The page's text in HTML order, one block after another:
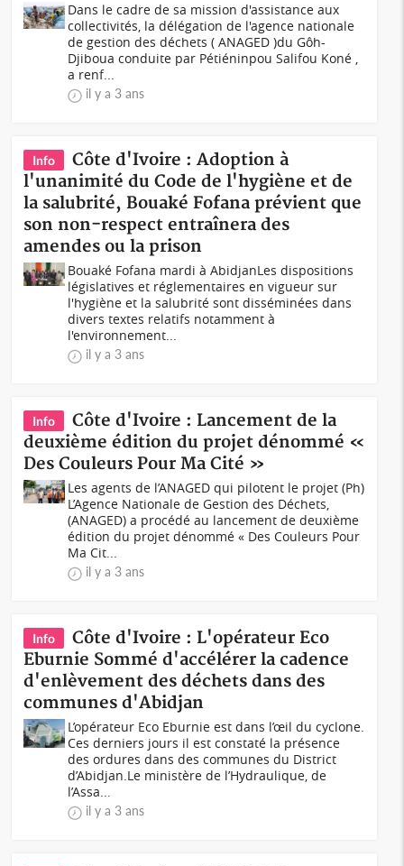
Dans le cadre de sa mission d'assistance aux
collectivités, la délégation de l'agence nationale
de gestion des déchets ( ANAGED )du Gôh-
Djiboua conduite par Pétiéninpou Salifou Koné ,
a renf...
il y a 3 ans
Info
Côte d'Ivoire : Adoption à
l'unanimité du Code de l'hygiène et de
la salubrité, Bouaké Fofana prévient que
son non-respect entraînera des
amendes ou la prison
Bouaké Fofana mardi à AbidjanLes dispositions
législatives et réglementaires en vigueur sur
l'hygiène et la salubrité sont disséminées dans
divers textes relatifs notamment à
l'environnement...
il y a 3 ans
Info
Côte d'Ivoire : Lancement de la
deuxième édition du projet dénommé «
Des Couleurs Pour Ma Cité »
Les agents de l’ANAGED qui pilotent le projet (Ph)
L’Agence Nationale de Gestion des Déchets,
(ANAGED) a procédé au lancement de deuxième
édition du projet dénommé « Des Couleurs Pour
Ma Cit...
il y a 3 ans
Info
Côte d'Ivoire : L'opérateur Eco
Eburnie Sommé d'accélérer la cadence
d'enlèvement des déchets dans des
communes d'Abidjan
L’opérateur Eco Eburnie est dans l’œil du cyclone.
Ces derniers jours il est constaté la présence
des ordures dans des communes du District
d’Abidjan.Le ministère de l’Hydraulique, de
l’Assa...
il y a 3 ans